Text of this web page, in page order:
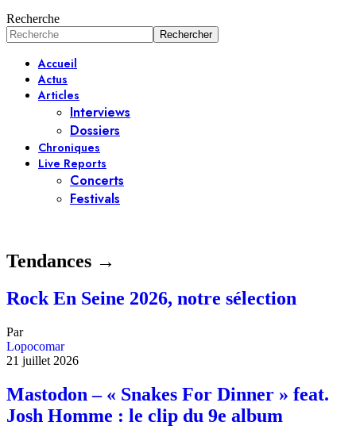
Recherche
Accueil
Actus
Articles
Interviews
Dossiers
Chroniques
Live Reports
Concerts
Festivals
Tendances →
Rock En Seine 2026, notre sélection
Par
Lopocomar
21 juillet 2026
Mastodon – « Snakes For Dinner » feat.
Josh Homme : le clip du 9e album